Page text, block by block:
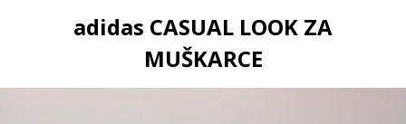
adidas CASUAL LOOK ZA
MUŠKARCE